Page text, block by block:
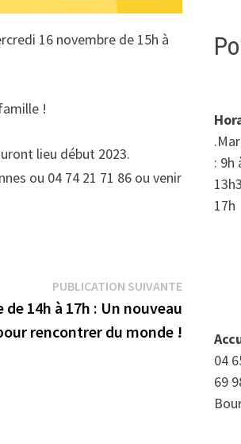
16 novembre de 15h à
!
lieu début 2023.
ou 04 74 21 71 86 ou venir
PUBLICATION SUIVANTEPublication
suivante :
14h à 17h : Un nouveau
rencontrer du monde !
: 9h
04
69